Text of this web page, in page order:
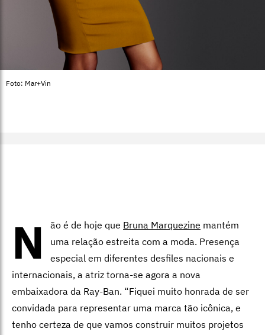
Foto: Mar+Vin
N ão é de hoje que Bruna Marquezine mantém
uma relação estreita com a moda. Presença
especial em diferentes desfiles nacionais e
internacionais, a atriz torna-se agora a nova
embaixadora da Ray-Ban. “Fiquei muito honrada de ser
convidada para representar uma marca tão icônica, e
tenho certeza de que vamos construir muitos projetos